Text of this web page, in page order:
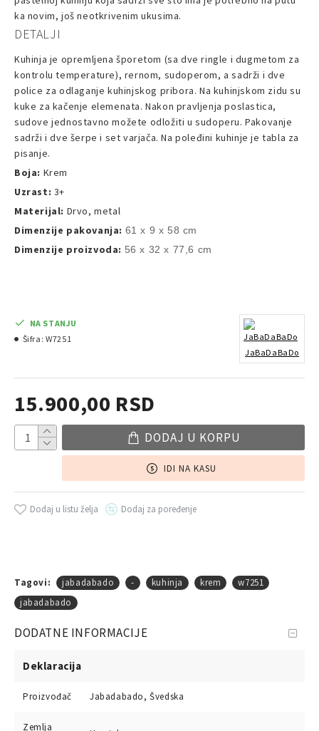
ka novim, još neotkrivenim ukusima.
DETALJI
Kuhinja je opremljena šporetom (sa dve ringle i dugmetom za
kontrolu temperature), rernom, sudoperom, a sadrži i dve
police za odlaganje kuhinjskog pribora. Na kuhinjskom zidu su
kuke za kačenje elemenata. Nakon pravljenja poslastica,
sudove jednostavno možete odložiti u sudoperu. Pakovanje
sadrži i dve šerpe i set varjača. Na poleđini kuhinje je tabla za
pisanje.
Boja: Krem
Uzrast: 3+
Materijal: Drvo, metal
Dimenzije pakovanja: 61 x 9 x 58 cm
Dimenzije proizvoda: 56 x 32 x 77,6 cm
15.900,00 RSD
NA STANJU
Šifra: W7251
JaBaDaBaDo
DODAJ U KORPU
IDI NA KASU
Dodaj u listu želja Dodaj za poređenje
Tagovi: jabadabado - kuhinja krem
w7251
jabadabado
DODATNE INFORMACIJE
Deklaracija
Proizvođač Jabadabado, Švedska
Zemlja